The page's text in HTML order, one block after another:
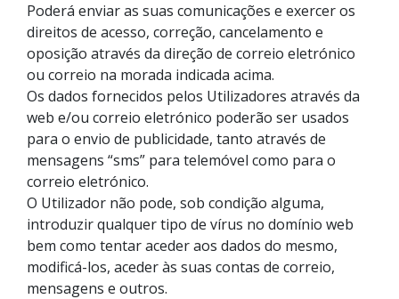
Poderá enviar as suas comunicações e exercer os
direitos de acesso, correção, cancelamento e
oposição através da direção de correio eletrónico
ou correio na morada indicada acima.
Os dados fornecidos pelos Utilizadores através da
web e/ou correio eletrónico poderão ser usados
para o envio de publicidade, tanto através de
mensagens “sms” para telemóvel como para o
correio eletrónico.
O Utilizador não pode, sob condição alguma,
introduzir qualquer tipo de vírus no domínio web
bem como tentar aceder aos dados do mesmo,
modificá-los, aceder às suas contas de correio,
mensagens e outros.